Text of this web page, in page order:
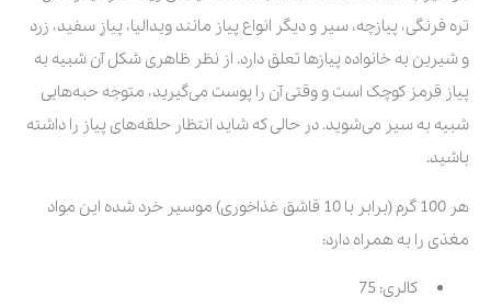
تره فرنگی، پیازچه، سیر و دیگر انواع پیاز مانند ویدالیا، پیازِ سفید، زرد
و شیرین به خانواده پیازها تعلق دارد. از نظر ظاهری شکل آن شبیه به
پیاز قرمز کوچک است و وقتی آن را پوست می‌گیرید، متوجه حبه‌هایی
شبیه به سیر می‌شوید. در حالی که شاید انتظار حلقه‌های پیاز را داشته
باشید.
هر 100 گرم (برابر با 10 قاشق غذاخوری) موسیر خرد شده این مواد
مغذی را به همراه دارد:
کالری: 75